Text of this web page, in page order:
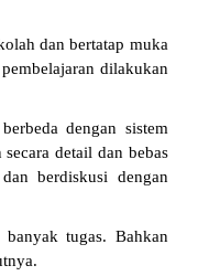
dan bertatap muka
dilakukan
dengan sistem
detail dan bebas
berdiskusi dengan
tugas. Bahkan